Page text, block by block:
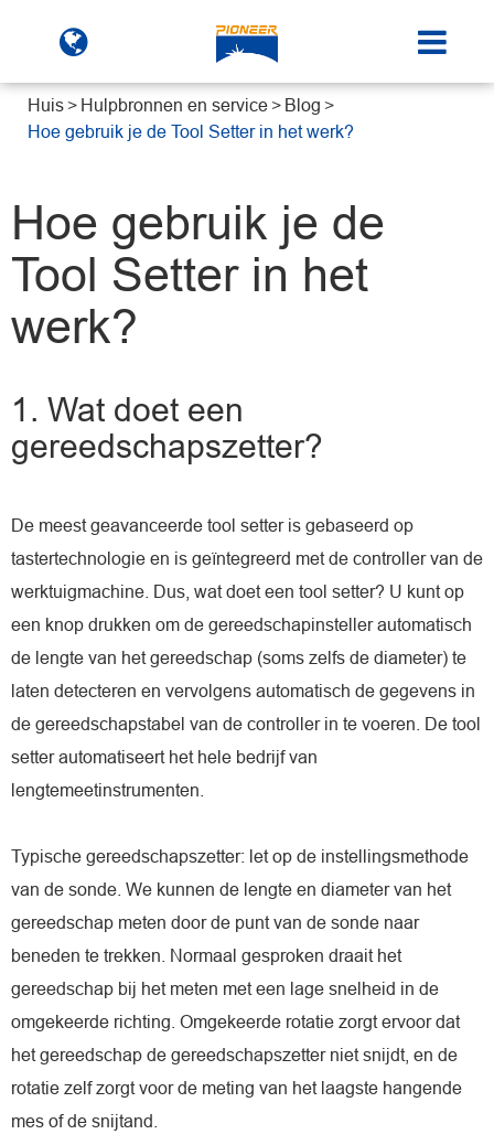
Huis Hulpbronnen en service
Blog
Hoe gebruik je de Tool Setter in het werk?
Hoe gebruik je de
Tool Setter in het
werk?
1. Wat doet een
gereedschapszetter?
De meest geavanceerde tool setter is gebaseerd op
tastertechnologie en is geïntegreerd met de controller van de
werktuigmachine. Dus, wat doet een tool setter? U kunt op
een knop drukken om de gereedschapinsteller automatisch
de lengte van het gereedschap (soms zelfs de diameter) te
laten detecteren en vervolgens automatisch de gegevens in
de gereedschapstabel van de controller in te voeren. De tool
setter automatiseert het hele bedrijf van
lengtemeetinstrumenten.
Typische gereedschapszetter: let op de instellingsmethode
van de sonde. We kunnen de lengte en diameter van het
gereedschap meten door de punt van de sonde naar
beneden te trekken. Normaal gesproken draait het
gereedschap bij het meten met een lage snelheid in de
omgekeerde richting. Omgekeerde rotatie zorgt ervoor dat
het gereedschap de gereedschapszetter niet snijdt, en de
rotatie zelf zorgt voor de meting van het laagste hangende
mes of de snijtand.